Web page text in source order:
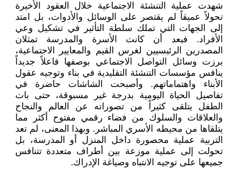
شهدت عملية التنشئة الاجتماعية خلال العقود الأخيرة
تحولاً عميقاً لم يقتصر على الوسائل والأدوات، بل امتد
إلى الجهات التي تملك سلطة التأثير في تشكيل وعي
الأفراد. فبعد أن كانت الأسرة والمدرسة تمثلان
المصدرين الرئيسيين لغرس القيم والمعايير الاجتماعية،
برزت وسائل التواصل الاجتماعي بوصفها فاعلاً جديداً
ينافس مؤسسات التنشئة التقليدية في بناء وتوجيه عقول
الأبناء واهتماماتهم. وأصبحت الشاشات حاضرة في
تفاصيل الحياة اليومية بدرجة غير مسبوقة، حتى بات
الطفل يتلقى كثيراً من تصوراته عن العالم والنجاح
والعلاقات والسلوك من فضاء رقمي مفتوح أكثر مما
يتلقاها من محيطه الأسري المباشر. وبهذا المعنى، لم تعد
التربية عملية محصورة داخل المنزل أو المدرسة، بل
تحولت إلى عملية موزعة بين أطراف متعددة تتنافس
جميعها على توجيه الانتباه وصياغة الإدراك.